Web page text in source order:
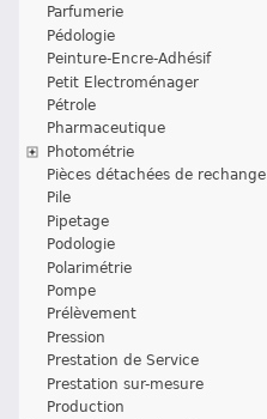
Parfumerie
Pédologie
Peinture-Encre-Adhésif
Petit Electroménager
Pétrole
Pharmaceutique
Photométrie
Pièces détachées de rechange
Pile
Pipetage
Podologie
Polarimétrie
Pompe
Prélèvement
Pression
Prestation de Service
Prestation sur-mesure
Production